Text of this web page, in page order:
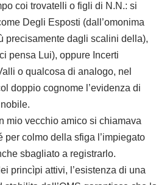
coi trovatelli o figli di N.N.: si
Degli Esposti (dall’omonima
precisamente dagli scalini della),
pensa Lui), oppure Incerti
o qualcosa di analogo, nel
doppio cognome l’evidenza di
mio vecchio amico si chiamava
per colmo della sfiga l’impiegato
sbagliato a registrarlo.
princìpi attivi, l’esistenza di una